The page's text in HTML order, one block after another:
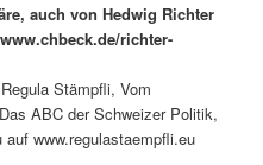
auch von Hedwig Richter
richter-
Stämpfli, Vom
ABC der Schweizer Politik,
www.regulastaempfli.eu